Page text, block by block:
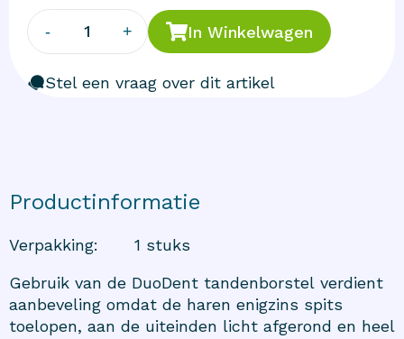
- 1 + In Winkelwagen
Stel een vraag over dit artikel
Productinformatie
Verpakking:
1 stuks
Gebruik van de DuoDent tandenborstel verdient
aanbeveling omdat de haren enigzins spits
toelopen, aan de uiteinden licht afgerond en heel